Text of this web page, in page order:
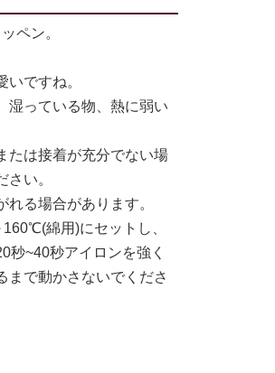
ペン。
ですね。
湿っている物、熱に弱い
たは接着が充分でない場
い。
れる場合があります。
綿用)にセットし、
秒~40秒アイロンを強く
まで動かさないでくださ